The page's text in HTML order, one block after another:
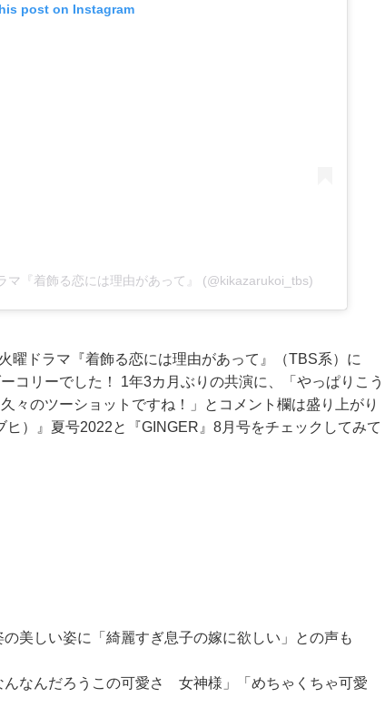
post on Instagram
マ『着飾る恋には理由があって』 (@kikazarukoi_tbs)
曜ドラマ『着飾る恋には理由があって』（TBS系）に
コリーでした！ 1年3カ月ぶりの共演に、「やっぱりこう
々のツーショットですね！」とコメント欄は盛り上がり
）』夏号2022と『GINGER』8月号をチェックしてみて
美しい姿に「綺麗すぎ息子の嫁に欲しい」との声も
んなんだろうこの可愛さ 女神様」「めちゃくちゃ可愛